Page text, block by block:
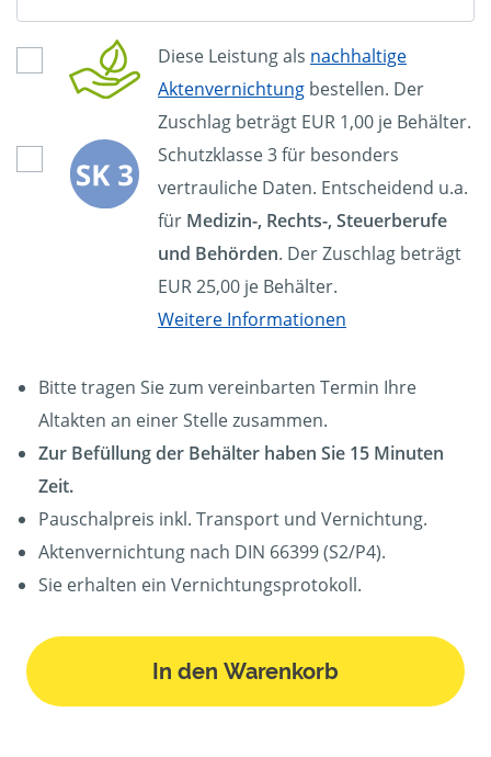
Diese Leistung als nachhaltige
Aktenvernichtung bestellen. Der
Zuschlag beträgt EUR 1,00 je Behälter.
Schutzklasse 3 für besonders
vertrauliche Daten. Entscheidend u.a.
für Medizin-, Rechts-, Steuerberufe
und Behörden. Der Zuschlag beträgt
EUR 25,00 je Behälter.
Weitere Informationen
Bitte tragen Sie zum vereinbarten Termin Ihre
Altakten an einer Stelle zusammen.
Zur Befüllung der Behälter haben Sie 15 Minuten
Zeit.
Pauschalpreis inkl. Transport und Vernichtung.
Aktenvernichtung nach DIN 66399 (S2/P4).
Sie erhalten ein Vernichtungsprotokoll.
In den Warenkorb